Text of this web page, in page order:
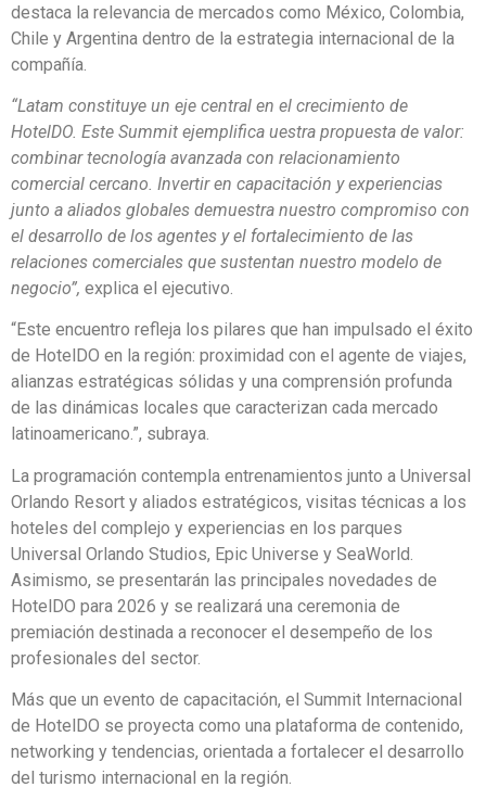
destaca la relevancia de mercados como México, Colombia,
Chile y Argentina dentro de la estrategia internacional de la
compañía.
“Latam constituye un eje central en el crecimiento de
HotelDO. Este Summit ejemplifica uestra propuesta de valor:
combinar tecnología avanzada con relacionamiento
comercial cercano. Invertir en capacitación y experiencias
junto a aliados globales demuestra nuestro compromiso con
el desarrollo de los agentes y el fortalecimiento de las
relaciones comerciales que sustentan nuestro modelo de
negocio”, explica el ejecutivo.
“Este encuentro refleja los pilares que han impulsado el éxito
de HotelDO en la región: proximidad con el agente de viajes,
alianzas estratégicas sólidas y una comprensión profunda
de las dinámicas locales que caracterizan cada mercado
latinoamericano.”, subraya.
La programación contempla entrenamientos junto a Universal
Orlando Resort y aliados estratégicos, visitas técnicas a los
hoteles del complejo y experiencias en los parques
Universal Orlando Studios, Epic Universe y SeaWorld.
Asimismo, se presentarán las principales novedades de
HotelDO para 2026 y se realizará una ceremonia de
premiación destinada a reconocer el desempeño de los
profesionales del sector.
Más que un evento de capacitación, el Summit Internacional
de HotelDO se proyecta como una plataforma de contenido,
networking y tendencias, orientada a fortalecer el desarrollo
del turismo internacional en la región.